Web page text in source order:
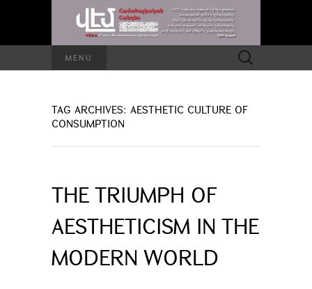
MENU
Search
for:
TAG ARCHIVES: AESTHETIC CULTURE OF
CONSUMPTION
THE TRIUMPH OF
AESTHETICISM IN THE
MODERN WORLD